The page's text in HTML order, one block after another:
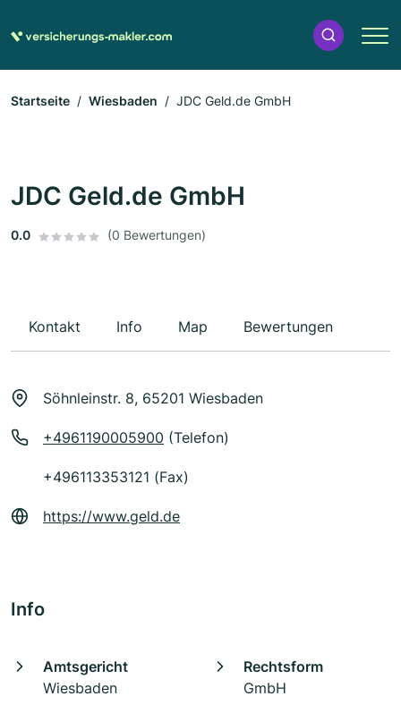
Startseite Wiesbaden JDC Geld.de GmbH
JDC Geld.de GmbH
0.0 (0 Bewertungen)
Kontakt Info Map Bewertungen
Söhnleinstr. 8, 65201 Wiesbaden
+4961190005900 (Telefon)
+496113353121 (Fax)
https://www.geld.de
Info
Amtsgericht
Wiesbaden
Rechtsform
GmbH